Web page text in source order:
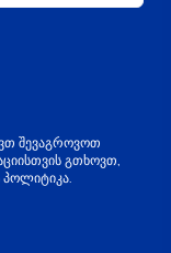
შევაგროვოთ
გთხოვთ,
პოლიტიკა.